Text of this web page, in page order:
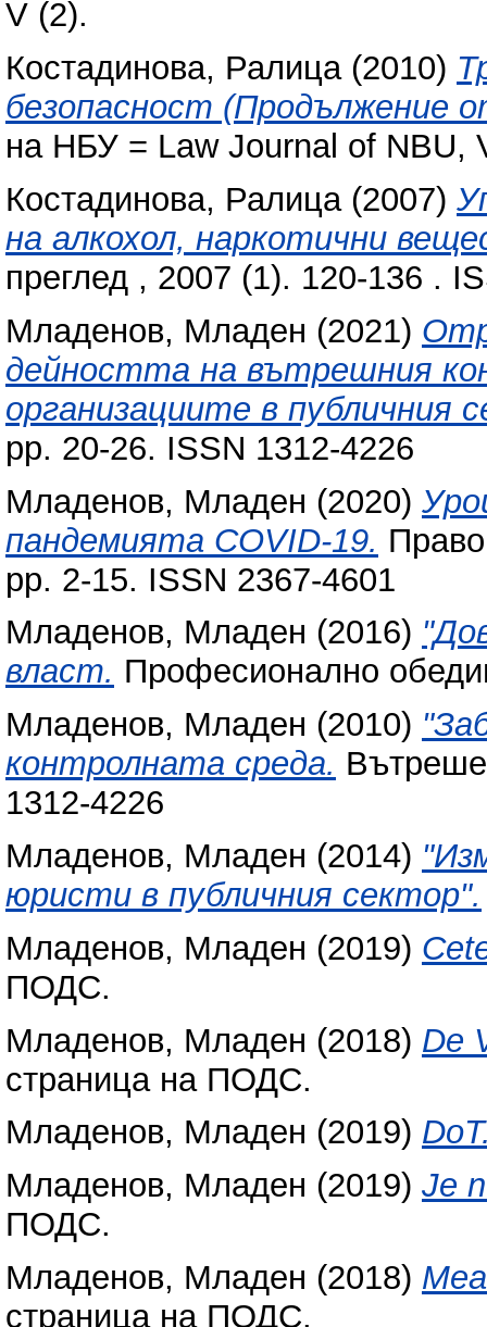
V (2).
Костадинова, Ралица(2010)
безопасност (Продължение
на НБУ = Law Journal of NBU,
Костадинова, Ралица(2007)
на алкохол, наркотични
преглед , 2007 (1). 120-136 .
Младенов, Младен (2021)
дейността на вътрешния
организациите в публичния
pp. 20-26. ISSN 1312-4226
Младенов, Младен (2020)
пандемията COVID-19.
pp. 2-15. ISSN 2367-4601
Младенов, Младен (2016)
власт. Професионално
Младенов, Младен (2010)
контролната среда.
1312-4226
Младенов, Младен (2014)
юристи в публичния сектор".
Младенов, Младен (2019)
ПОДС.
Младенов, Младен (2018) De
страница на ПОДС.
Младенов, Младен (2019)
Младенов, Младен (2019) Je
ПОДС.
Младенов, Младен (2018)
страница на ПОДС.